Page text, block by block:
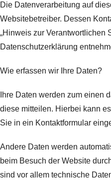
Die Datenverarbeitung auf
Websitebetreiber. Dessen
„Hinweis zur Verantwortlichen
Datenschutzerklärung
Wie erfassen wir Ihre Daten?
Ihre Daten werden zum einen
diese mitteilen. Hierbei kann
Sie in ein Kontaktformular
Andere Daten werden
beim Besuch der Website
sind vor allem technische